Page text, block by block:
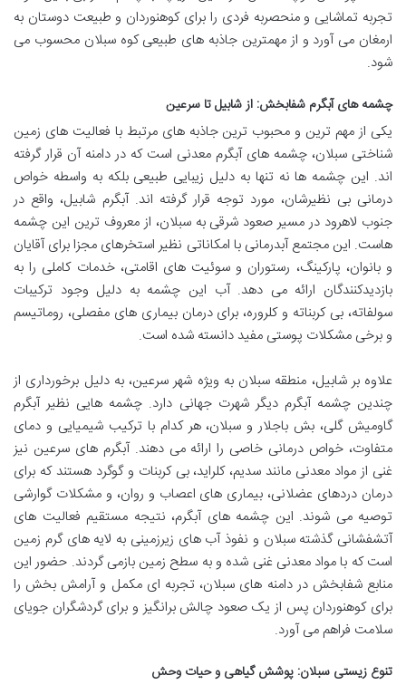
تجربه تماشایی و منحصربه فردی را برای کوهنوردان و طبیعت دوستان به
ارمغان می آورد و از مهمترین جاذبه های طبیعی کوه سبلان محسوب می
شود.
چشمه های آبگرم شفابخش: از شابیل تا سرعین
یکی از مهم ترین و محبوب ترین جاذبه های مرتبط با فعالیت های زمین
شناختی سبلان، چشمه های آبگرم معدنی است که در دامنه آن قرار گرفته
اند. این چشمه ها نه تنها به دلیل زیبایی طبیعی بلکه به واسطه خواص
درمانی بی نظیرشان، مورد توجه قرار گرفته اند. آبگرم شابیل، واقع در
جنوب لاهرود در مسیر صعود شرقی به سبلان، از معروف ترین این چشمه
هاست. این مجتمع آبدرمانی با امکاناتی نظیر استخرهای مجزا برای آقایان
و بانوان، پارکینگ، رستوران و سوئیت های اقامتی، خدمات کاملی را به
بازدیدکنندگان ارائه می دهد. آب این چشمه به دلیل وجود ترکیبات
سولفاته، بی کربناته و کلروره، برای درمان بیماری های مفصلی، روماتیسم
و برخی مشکلات پوستی مفید دانسته شده است.
علاوه بر شابیل، منطقه سبلان به ویژه شهر سرعین، به دلیل برخورداری از
چندین چشمه آبگرم دیگر شهرت جهانی دارد. چشمه هایی نظیر آبگرم
گاومیش گلی، بش باجلار و سبلان، هر کدام با ترکیب شیمیایی و دمای
متفاوت، خواص درمانی خاصی را ارائه می دهند. آبگرم های سرعین نیز
غنی از مواد معدنی مانند سدیم، کلراید، بی کربنات و گوگرد هستند که برای
درمان دردهای عضلانی، بیماری های اعصاب و روان، و مشکلات گوارشی
توصیه می شوند. این چشمه های آبگرم، نتیجه مستقیم فعالیت های
آتشفشانی گذشته سبلان و نفوذ آب های زیرزمینی به لایه های گرم زمین
است که با مواد معدنی غنی شده و به سطح زمین بازمی گردند. حضور این
منابع شفابخش در دامنه های سبلان، تجربه ای مکمل و آرامش بخش را
برای کوهنوردان پس از یک صعود چالش برانگیز و برای گردشگران جویای
سلامت فراهم می آورد.
تنوع زیستی سبلان: پوشش گیاهی و حیات وحش